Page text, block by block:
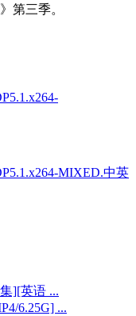
第三季。
MIXED.中英
][英语 ...
6.25G] ...